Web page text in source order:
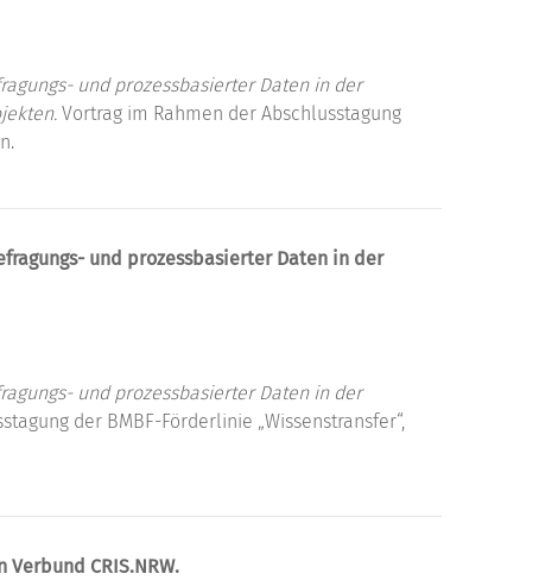
und prozessbasierter Daten in der
Vortrag im Rahmen der Abschlusstagung
und prozessbasierter Daten in der
und prozessbasierter Daten in der
der BMBF-Förderlinie „Wissenstransfer“​,
CRIS.NRW.